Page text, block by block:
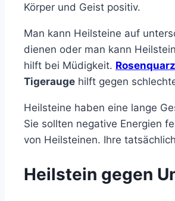
Körper und Geist positiv.
Man kann Heilsteine auf
dienen oder man kann
hilft bei Müdigkeit. Rosenquarz
Tigerauge hilft gegen
Heilsteine haben eine lange
Sie sollten negative Energien
von Heilsteinen. Ihre
Heilstein gegen